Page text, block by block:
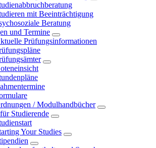
mit Beeinträchtigung
Beratung
und Termine
Prüfungsinformationen
/ Modulhandbücher
Studierende
Your Studies